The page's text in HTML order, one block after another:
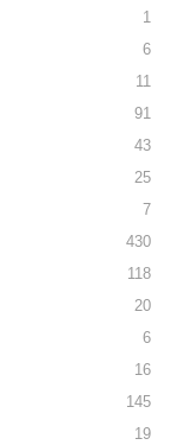
1
6
11
91
43
25
7
430
118
20
6
16
145
19